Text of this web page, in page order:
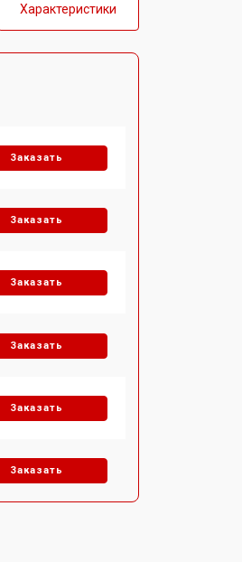
Характеристики
Заказать
Заказать
Заказать
Заказать
Заказать
Заказать